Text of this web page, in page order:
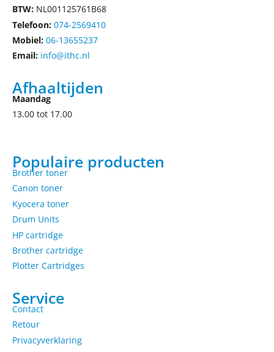
BTW: NL001125761B68
Telefoon: 074-2569410
Mobiel: 06-13655237
Email: info@ithc.nl
Afhaaltijden
Maandag
13.00 tot 17.00
Populaire producten
Brother toner
Canon toner
Kyocera toner
Drum Units
HP cartridge
Brother cartridge
Plotter Cartridges
Service
Contact
Retour
Privacyverklaring